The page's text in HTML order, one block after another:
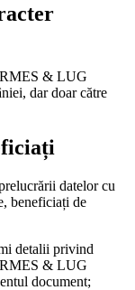
& LUG
dar doar către
datelor cu
beneficiați de
detalii privind
& LUG
document;